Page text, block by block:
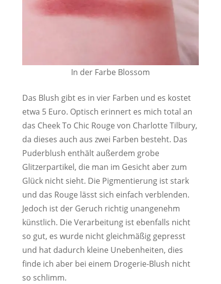
In der Farbe Blossom
Das Blush gibt es in vier Farben und es kostet
etwa 5 Euro. Optisch erinnert es mich total an
das Cheek To Chic Rouge von Charlotte Tilbury,
da dieses auch aus zwei Farben besteht. Das
Puderblush enthält außerdem grobe
Glitzerpartikel, die man im Gesicht aber zum
Glück nicht sieht. Die Pigmentierung ist stark
und das Rouge lässt sich einfach verblenden.
Jedoch ist der Geruch richtig unangenehm
künstlich. Die Verarbeitung ist ebenfalls nicht
so gut, es wurde nicht gleichmäßig gepresst
und hat dadurch kleine Unebenheiten, dies
finde ich aber bei einem Drogerie-Blush nicht
so schlimm.